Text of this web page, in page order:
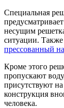
Специальная
несущим
ситуации.
прессованный
Кроме этого
пропускают
присутствуют
конструкция
человека.